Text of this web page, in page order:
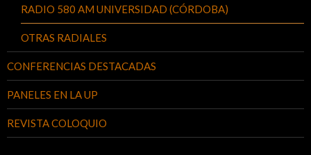
RADIO 580 AM UNIVERSIDAD (CÓRDOBA)
OTRAS RADIALES
CONFERENCIAS DESTACADAS
PANELES EN LA UP
REVISTA COLOQUIO